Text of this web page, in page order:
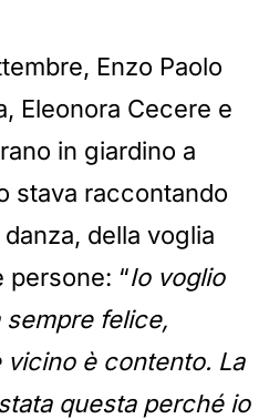
Enzo Paolo
Eleonora Cecere e
in giardino a
stava raccontando
della voglia
persone: “Io voglio
sempre felice,
è contento. La
questa perché io